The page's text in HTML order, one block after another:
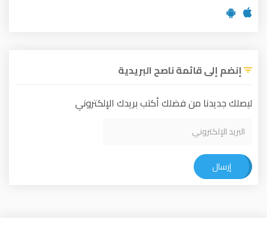
إنضم إلى قائمة ناصح البريدية
ليصلك جديدنا من فضلك أكتب بريدك الإلكتروني
إرسال